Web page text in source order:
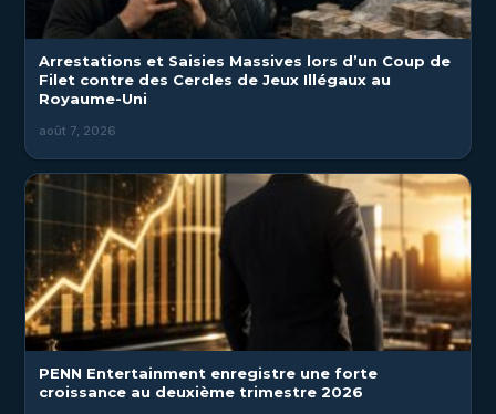
Arrestations et Saisies Massives lors d’un Coup de
Filet contre des Cercles de Jeux Illégaux au
Royaume-Uni
août 7, 2026
PENN Entertainment enregistre une forte
croissance au deuxième trimestre 2026